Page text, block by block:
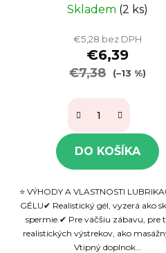
Skladem (2 ks)
€5,28 bez DPH
€6,39
€7,38 (–13 %)
DO KOŠÍKA
⭐ VÝHODY A VLASTNOSTI
GÉLU✔ Realistický gél, vyzerá ako
spermie.✔ Pre väčšiu zábavu, pre
realistických výstrekov, ako
Vtipný doplnok...